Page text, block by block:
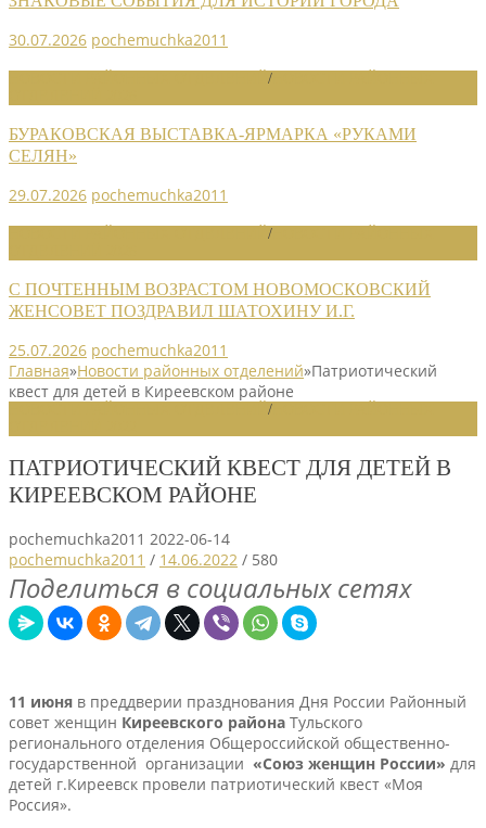
30.07.2026 pochemuchka2011
/
БУРАКОВСКАЯ ВЫСТАВКА-ЯРМАРКА «РУКАМИ
СЕЛЯН»
29.07.2026 pochemuchka2011
/
С ПОЧТЕННЫМ ВОЗРАСТОМ НОВОМОСКОВСКИЙ
ЖЕНСОВЕТ ПОЗДРАВИЛ ШАТОХИНУ И.Г.
25.07.2026 pochemuchka2011
Главная»Новости районных отделений»Патриотический
квест для детей в Киреевском районе
/
ПАТРИОТИЧЕСКИЙ КВЕСТ ДЛЯ ДЕТЕЙ В
КИРЕЕВСКОМ РАЙОНЕ
pochemuchka2011 2022-06-14
pochemuchka2011 / 14.06.2022 / 580
Поделиться в социальных сетях
11 июня в преддверии празднования Дня России Районный
совет женщин Киреевского района Тульского
регионального отделения Общероссийской общественно-
государственной организации «Союз женщин России» для
детей г.Киреевск провели патриотический квест «Моя
Россия».